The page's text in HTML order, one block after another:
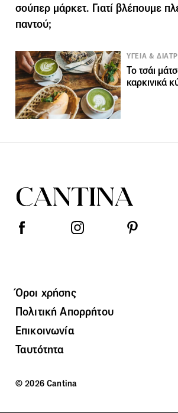
σούπερ μάρκετ. Γιατί βλέπουμε
παντού;
ΥΓΕΙΑ &
Το τσάι
καρκινικά
Όροι χρήσης
Πολιτική Απορρήτου
Επικοινωνία
Ταυτότητα
© 2026 Cantina